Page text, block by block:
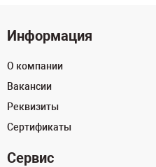
Информация
О компании
Вакансии
Реквизиты
Сертификаты
Сервис